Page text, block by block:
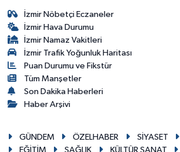
İzmir Nöbetçi Eczaneler
İzmir Hava Durumu
İzmir Namaz Vakitleri
İzmir Trafik Yoğunluk Haritası
Puan Durumu ve Fikstür
Tüm Manşetler
Son Dakika Haberleri
Haber Arşivi
GÜNDEM ÖZELHABER SİYASET
EĞİTİM
SAĞLIK KÜLTÜR SANAT